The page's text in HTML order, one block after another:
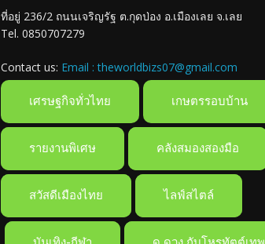
ที่อยู่ 236/2 ถนนเจริญรัฐ ต.กุดป่อง อ.เมืองเลย จ.เลย
Tel. 0850707279
Contact us: Email : theworldbizs07@gmail.com
เศรษฐกิจทั่วไทย เกษตรรอบบ้าน
รายงานพิเศษ คลังสมองสองมือ
สวัสดีเมืองไทย ไลฟ์สไตล์